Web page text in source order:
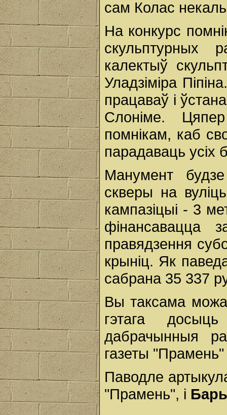
сам Колас
На конкурс
скульптурных
калектыў
Уладзіміра
працаваў і
Слоніме.
помнікам, каб
парадаваць усіх
Манумент
скверы на
кампазіцыі - 3
фінансавацца
правядзення
крыніц. Як
сабрана 35 337
Вы таксама
гэтага
дабрачынныя
газеты "Прамень"
Паводле
"Прамень", і